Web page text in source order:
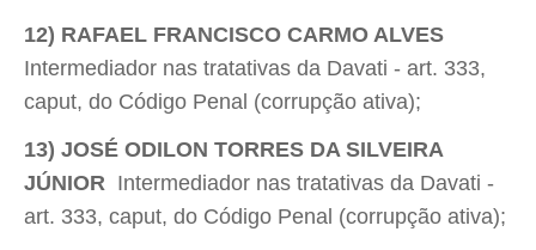
12) RAFAEL FRANCISCO CARMO ALVES
Intermediador nas tratativas da Davati - art. 333,
caput, do Código Penal (corrupção ativa);
13) JOSÉ ODILON TORRES DA SILVEIRA
JÚNIOR  Intermediador nas tratativas da Davati -
art. 333, caput, do Código Penal (corrupção ativa);